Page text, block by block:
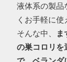
液体系の製品
くお手軽に使
そんな中、
の巣コロリを